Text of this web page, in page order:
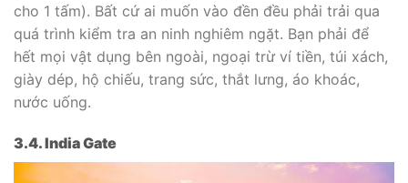
cho 1 tấm). Bất cứ ai muốn vào đền đều phải trải qua
quá trình kiểm tra an ninh nghiêm ngặt. Bạn phải để
hết mọi vật dụng bên ngoài, ngoại trừ ví tiền, túi xách,
giày dép, hộ chiếu, trang sức, thắt lưng, áo khoác,
nước uống.
3.4. India Gate